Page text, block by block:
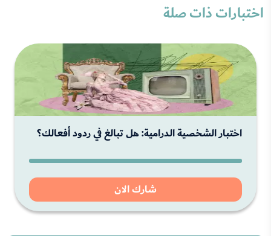
اختبارات ذات صلة
اختبار الشخصية الدرامية: هل تبالغ في ردود أفعالك؟
شارك الان